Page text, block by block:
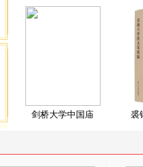
剑桥大学中国庙 裘